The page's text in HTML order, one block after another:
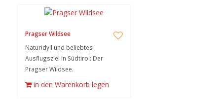
Pragser Wildsee
Naturidyll und beliebtes
Ausflugsziel in Südtirol: Der
Pragser Wildsee.
in den Warenkorb legen